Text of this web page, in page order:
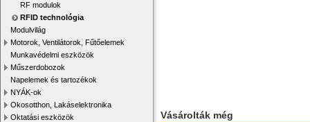
RF modulok
RFID technológia
Modulvilág
Motorok, Ventilátorok, Fűtőelemek
Munkavédelmi eszközök
Műszerdobozok
Napelemek és tartozékok
NYÁK-ok
Okosotthon, Lakáselektronika
Oktatási eszközök
Vásárolták még